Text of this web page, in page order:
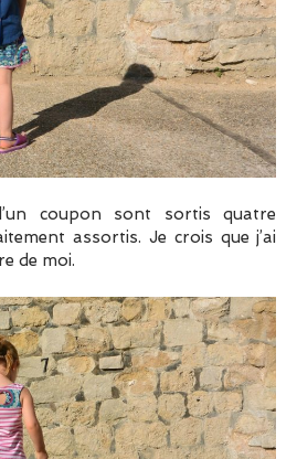
coupon sont sortis quatre
assortis. Je crois que j’ai
de moi.